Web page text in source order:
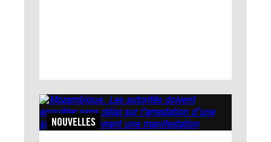
NOUVELLES